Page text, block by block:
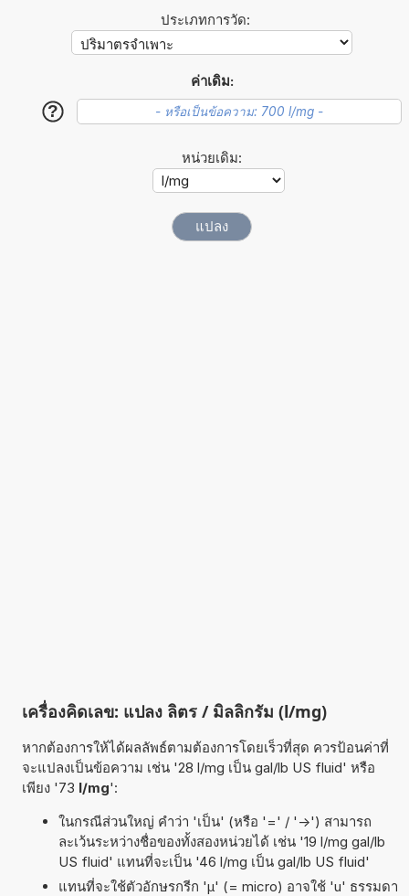
ประเภทการวัด:
ค่าเดิม:
?
หน่วยเดิม:
เครื่องคิดเลข: แปลง ลิตร / มิลลิกรัม (l/mg)
หากต้องการให้ได้ผลลัพธ์ตามต้องการโดยเร็วที่สุด ควรป้อนค่าที่
จะแปลงเป็นข้อความ เช่น '28 l/mg เป็น gal/lb US fluid' หรือ
เพียง '73 l/mg':
ในกรณีส่วนใหญ่ คำว่า 'เป็น' (หรือ '=' / '->') สามารถ
ละเว้นระหว่างชื่อของทั้งสองหน่วยได้ เช่น '19 l/mg gal/lb
US fluid' แทนที่จะเป็น '46 l/mg เป็น gal/lb US fluid'
แทนที่จะใช้ตัวอักษรกรีก 'µ' (= micro) อาจใช้ 'u' ธรรมดา